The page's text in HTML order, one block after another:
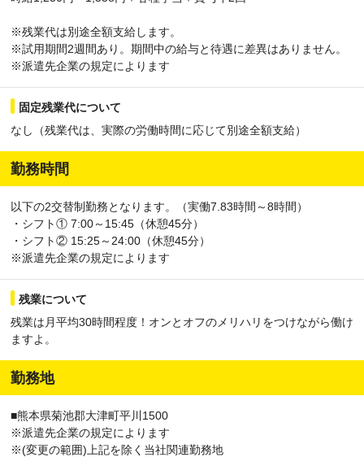
※残業代は別途全額支給します。
※試用期間2週間あり。期間中の給与と待遇に差異はありません。
※派遣先企業の規定によります
固定残業代について
なし（残業代は、実際の労働時間に応じて別途全額支給）
勤務時間
以下の2交替制勤務となります。（実働7.83時間～8時間）
・シフト① 7:00～15:45（休憩45分）
・シフト② 15:25～24:00（休憩45分）
※派遣先企業の規定によります
残業について
残業は月平均30時間程度！オンとオフのメリハリをつけながら働け
ますよ。
勤務地
■熊本県菊池郡大津町平川1500
※派遣先企業の規定によります
※(変更の範囲)上記を除く当社関連勤務地